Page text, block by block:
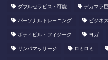
ダブルセラピスト可能 デカマラ
パーソナルトレーニング ビジネ
ボディビル・フィジーク ヨガ
リンパマッサージ ロミロミ